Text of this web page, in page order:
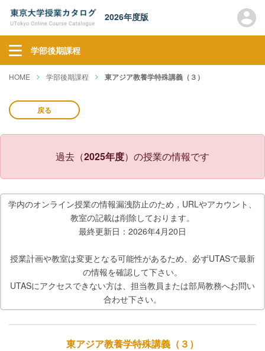
2026年度版
学部後期課程
HOME 学部後期課程 東アジア教養学特殊講義（３）
戻る
過去（2025年度）の授業の情報です
学内のオンライン授業の情報漏洩防止のため，URLやアカウント、
教室の記載は削除しております。
最終更新日：2026年4月20日
授業計画や教室は変更となる可能性があるため、必ずUTASで最新
の情報を確認して下さい。
UTASにアクセスできない方は、担当教員または部局教務へお問い
合わせ下さい。
東アジア教養学特殊講義（３）